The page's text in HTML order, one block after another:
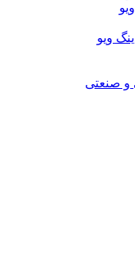
و صنعتی